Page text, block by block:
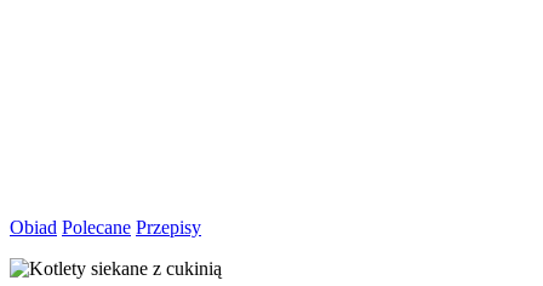
Obiad Polecane Przepisy